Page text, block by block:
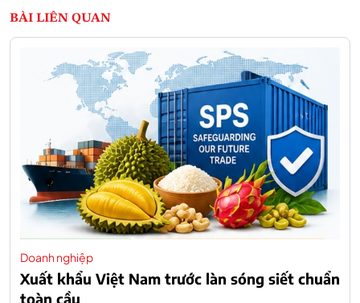
BÀI LIÊN QUAN
Doanh nghiệp
Xuất khẩu Việt Nam trước làn sóng siết chuẩn
toàn cầu